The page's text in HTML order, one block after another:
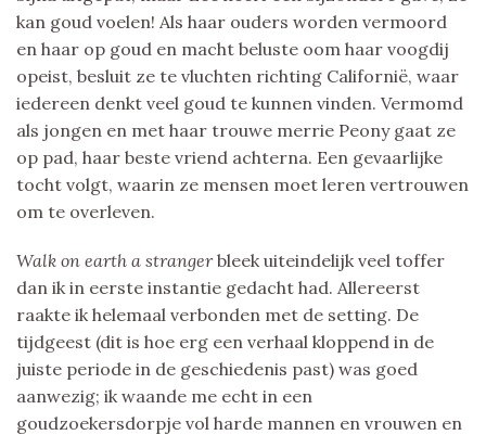
kan goud voelen! Als haar ouders worden vermoord
en haar op goud en macht beluste oom haar voogdij
opeist, besluit ze te vluchten richting Californië, waar
iedereen denkt veel goud te kunnen vinden. Vermomd
als jongen en met haar trouwe merrie Peony gaat ze
op pad, haar beste vriend achterna. Een gevaarlijke
tocht volgt, waarin ze mensen moet leren vertrouwen
om te overleven.
Walk on earth a strangerbleek uiteindelijk veel toffer
dan ik in eerste instantie gedacht had. Allereerst
raakte ik helemaal verbonden met de setting. De
tijdgeest (dit is hoe erg een verhaal kloppend in de
juiste periode in de geschiedenis past) was goed
aanwezig; ik waande me echt in een
goudzoekersdorpje vol harde mannen en vrouwen en